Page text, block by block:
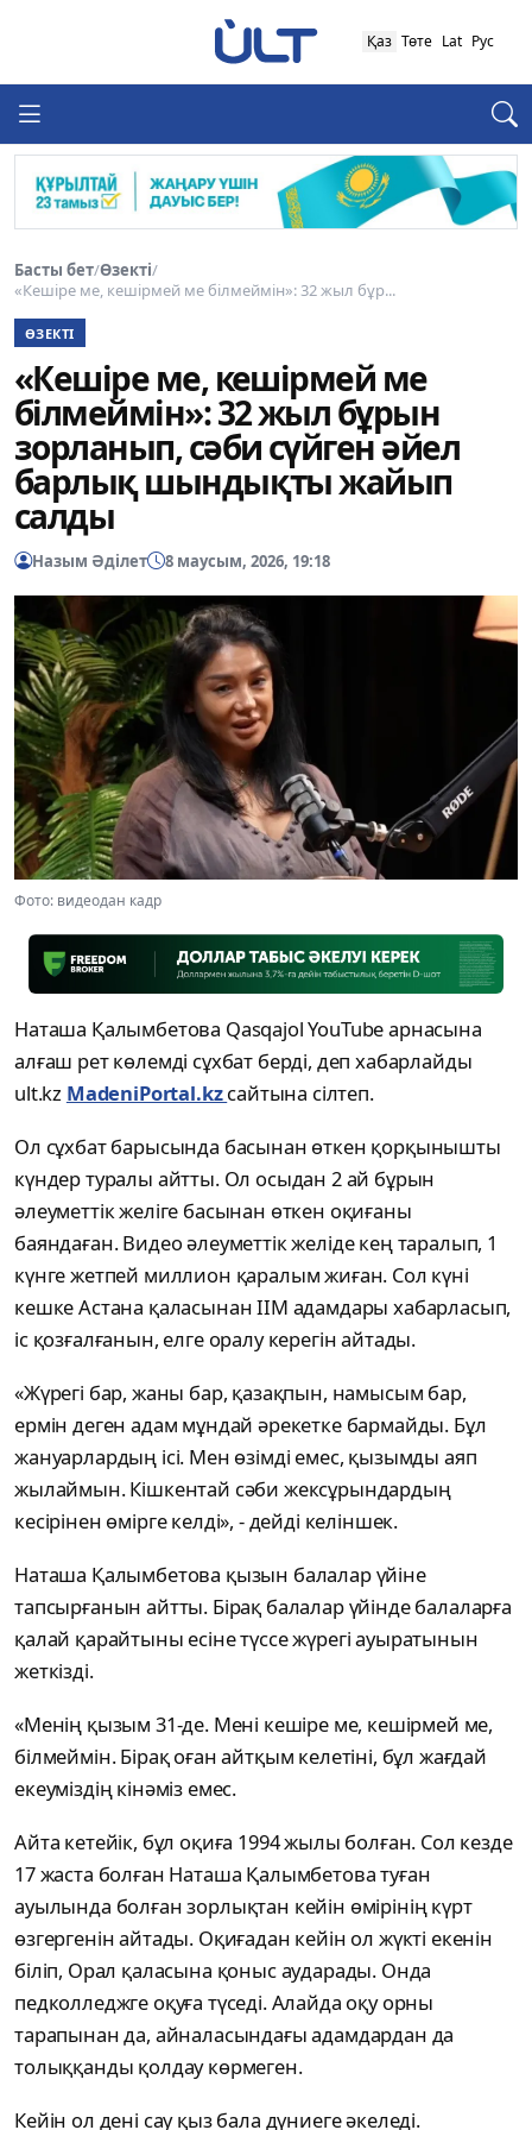
Қаз Төте Lat Рус
Басты бет/Өзекті/
«Кешіре ме, кешірмей ме білмеймін»: 32 жыл бұр...
ӨЗЕКТІ
«Кешіре ме, кешірмей ме
білмеймін»: 32 жыл бұрын
зорланып, сәби сүйген әйел
барлық шындықты жайып
салды
Назым Әділет 8 маусым, 2026, 19:18
Фото: видеодан кадр
Наташа Қалымбетова Qasqajol YouTube арнасына
алғаш рет көлемді сұхбат берді, деп хабарлайды
ult.kz MadeniPortal.kzсайтына сілтеп.
Ол сұхбат барысында басынан өткен қорқынышты
күндер туралы айтты. Ол осыдан 2 ай бұрын
әлеуметтік желіге басынан өткен оқиғаны
баяндаған. Видео әлеуметтік желіде кең таралып, 1
күнге жетпей миллион қаралым жиған. Сол күні
кешке Астана қаласынан ІІМ адамдары хабарласып,
іс қозғалғанын, елге оралу керегін айтады.
«Жүрегі бар, жаны бар, қазақпын, намысым бар,
ермін деген адам мұндай әрекетке бармайды. Бұл
жануарлардың ісі. Мен өзімді емес, қызымды аяп
жылаймын. Кішкентай сәби жексұрындардың
кесірінен өмірге келді», - дейді келіншек.
Наташа Қалымбетова қызын балалар үйіне
тапсырғанын айтты. Бірақ балалар үйінде балаларға
қалай қарайтыны есіне түссе жүрегі ауыратынын
жеткізді.
«Менің қызым 31-де. Мені кешіре ме, кешірмей ме,
білмеймін. Бірақ оған айтқым келетіні, бұл жағдай
екеуміздің кінәміз емес.
Айта кетейік, бұл оқиға 1994 жылы болған. Сол кезде
17 жаста болған Наташа Қалымбетова туған
ауылында болған зорлықтан кейін өмірінің күрт
өзгергенін айтады. Оқиғадан кейін ол жүкті екенін
біліп, Орал қаласына қоныс аударады. Онда
педколледжге оқуға түседі. Алайда оқу орны
тарапынан да, айналасындағы адамдардан да
толыққанды қолдау көрмеген.
Кейін ол дені сау қыз бала дүниеге әкеледі.